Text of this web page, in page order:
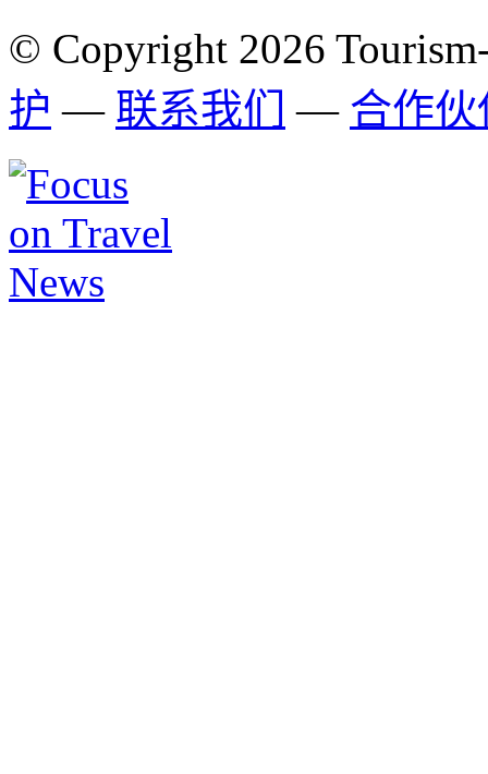
© Copyright 2026
护 — 联系我们 — 合作伙